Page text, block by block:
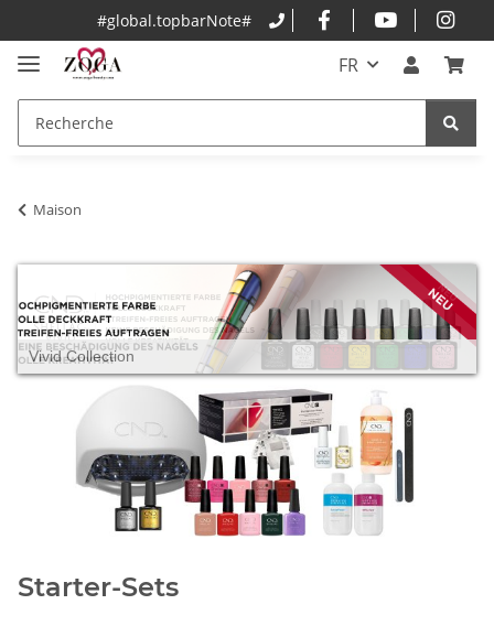
#global.topbarNote#
FR
Maison
Vivid Collection
Starter-Sets